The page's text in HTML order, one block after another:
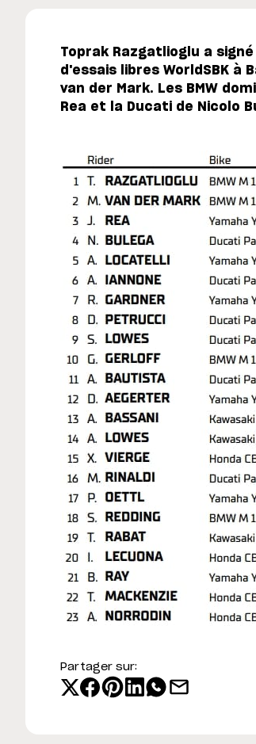
Toprak Razgatlioglu a
d'essais libres WorldSBK à
van der Mark. Les BMW
Rea et la Ducati de Nicolo
Partager sur: